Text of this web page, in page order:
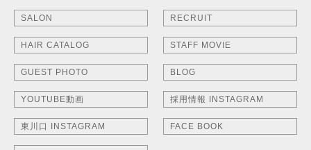
SALON RECRUIT
HAIR CATALOG STAFF MOVIE
GUEST PHOTO BLOG
YOUTUBE動画 採用情報 INSTAGRAM
東川口 INSTAGRAM FACE BOOK